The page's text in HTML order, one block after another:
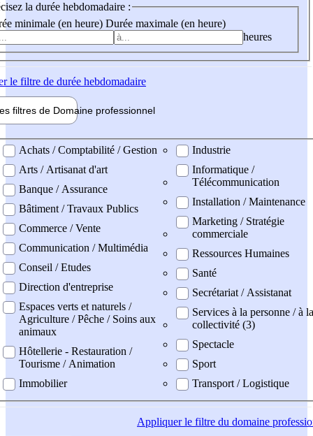
la durée hebdomadaire :
minimale (en heure) Durée maximale (en heure)
heures
le filtre de durée hebdomadaire
filtres de Domaine professionnel
professionel
Achats / Comptabilité / Gestion
Arts / Artisanat d'art
Banque / Assurance
Bâtiment / Travaux Publics
Commerce / Vente
Communication / Multimédia
Conseil / Etudes
Direction d'entreprise
Espaces verts et naturels /
Agriculture / Pêche / Soins aux
animaux
Hôtellerie - Restauration /
Tourisme / Animation
Immobilier
Industrie
Informatique /
Télécommunication
Installation / Maintenance
Marketing / Stratégie
commerciale
Ressources Humaines
Santé
Secrétariat / Assistanat
Services à la personne / à la
collectivité (3)
Spectacle
Sport
Transport / Logistique
Appliquerle filtre du domaine